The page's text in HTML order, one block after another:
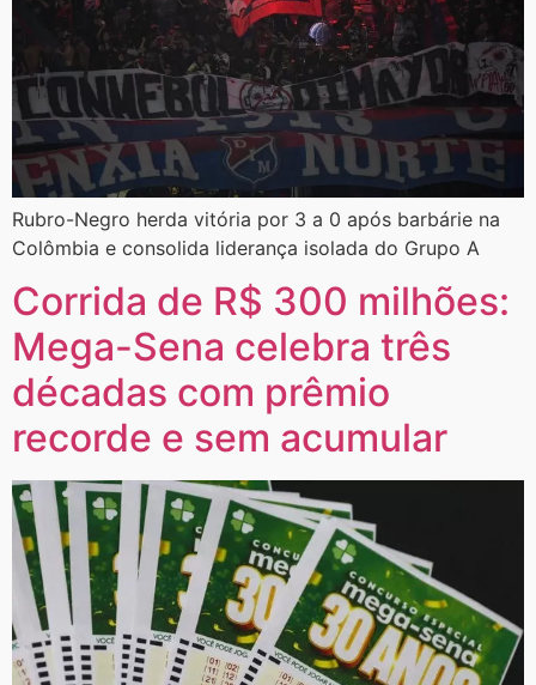
​Rubro-Negro herda vitória por 3 a 0 após barbárie na
Colômbia e consolida liderança isolada do Grupo A
Corrida de R$ 300 milhões:
Mega-Sena celebra três
décadas com prêmio
recorde e sem acumular